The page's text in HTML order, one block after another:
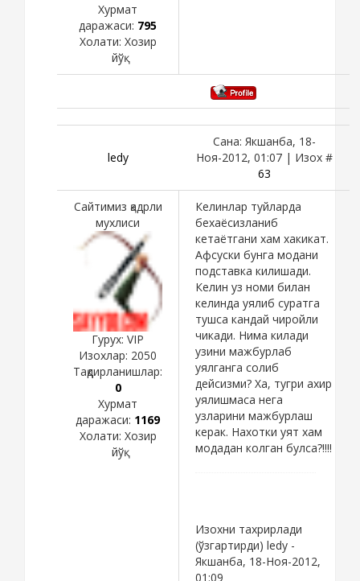
Хурмат
даражаси: 795
Холати: Хозир
йўқ
ledy
Сана: Якшанба, 18-
Ноя-2012, 01:07 | Изох #
63
Сайтимиз қадрли
мухлиси
Гурух: VIP
Изохлар: 2050
Тақдирланишлар:
0
Хурмат
даражаси: 1169
Холати: Хозир
йўқ
Келинлар туйларда
бехаёсизланиб
кетаётгани хам хакикат.
Афсуски бунга модани
подставка килишади.
Келин уз номи билан
келинда уялиб суратга
тушса кандай чиройли
чикади. Нима килади
узини мажбурлаб
уялганга солиб
дейсизми? Ха, тугри ахир
уялишмаса нега
узларини мажбурлаш
керак. Нахотки уят хам
модадан колган булса?!!!!
Изохни тахрирлади
(ўзгартирди) ledy -
Якшанба, 18-Ноя-2012,
01:09